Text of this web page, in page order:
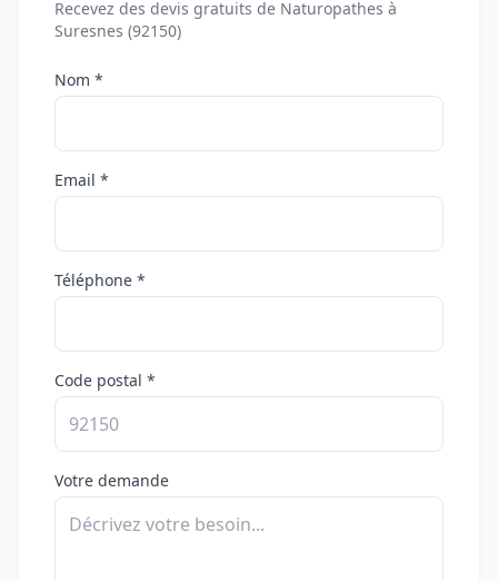
Recevez des devis gratuits de Naturopathes à
Suresnes (92150)
Nom *
Email *
Téléphone *
Code postal *
Votre demande